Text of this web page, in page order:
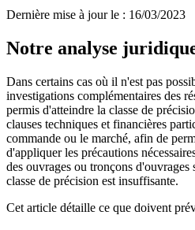
Dernière mise à jour le : 16/03/2023
Notre analyse
Dans certains cas où il n'est pas
investigations complémentaires des
permis d'atteindre la classe de
clauses techniques et financières
commande ou le marché, afin de
d'appliquer les précautions
des ouvrages ou tronçons d'ouvrages
classe de précision est insuffisante.
Cet article détaille ce que doivent